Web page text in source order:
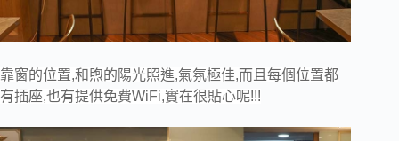
靠窗的位置,和煦的陽光照進,氣氛極佳,而且每個位置都
有插座,也有提供免費WiFi,實在很貼心呢!!!